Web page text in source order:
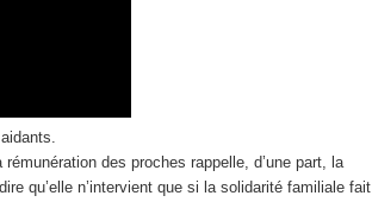
rémunération des proches rappelle, d’une part, la
dire qu’elle n’intervient que si la solidarité familiale fait